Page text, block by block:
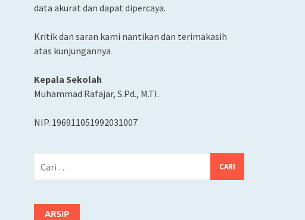
data akurat dan dapat dipercaya.
Kritik dan saran kami nantikan dan terimakasih
atas kunjungannya
Kepala Sekolah
Muhammad Rafajar, S.Pd., M.TI.
NIP. 196911051992031007
ARSIP